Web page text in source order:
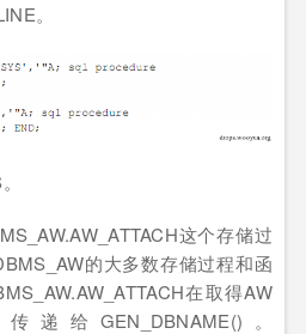
。
这个存储过
的大多数存储过程和函
在取得AW
给GEN_DBNAME()。